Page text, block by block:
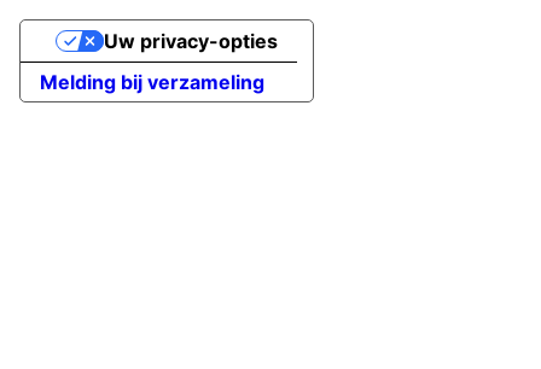
Melding bij verzameling
Uw privacy-opties